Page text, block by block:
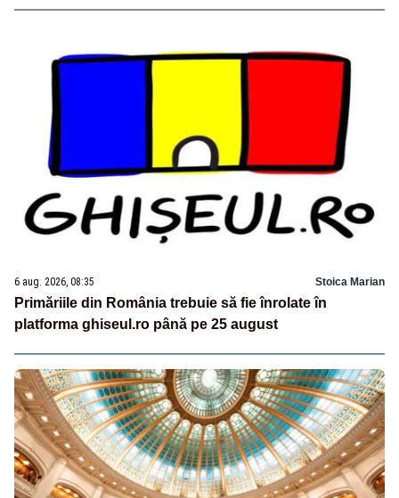
6 aug. 2026, 08:35 Stoica Marian
Primăriile din România trebuie să fie înrolate în
platforma ghiseul.ro până pe 25 august